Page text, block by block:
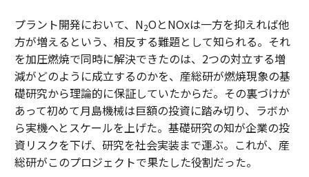
プラント開発において、N2OとNOxは一方を抑えれば他
方が増えるという、相反する難題として知られる。それ
を加圧燃焼で同時に解決できたのは、2つの対立する増
減がどのように成立するのかを、産総研が燃焼現象の基
礎研究から理論的に保証していたからだ。その裏づけが
あって初めて月島機械は巨額の投資に踏み切り、ラボか
ら実機へとスケールを上げた。基礎研究の知が企業の投
資リスクを下げ、研究を社会実装まで運ぶ。これが、産
総研がこのプロジェクトで果たした役割だった。